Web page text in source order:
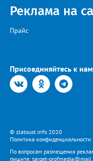
Реклама на
Прайс
Присоединяйтесь к нам
© zlatoust.info 2020
Политика конфиденциальности
По вопросам размещения
пишите: target-